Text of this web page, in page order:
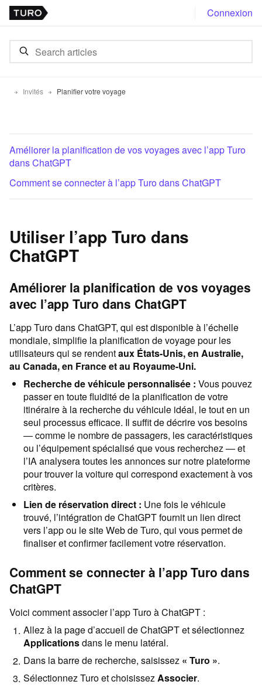
Connexion
Invités Planifier votre voyage
Utiliser l’app Turo dans
ChatGPT
Améliorer la planification de vos voyages
avec l’app Turo dans ChatGPT
L’app Turo dans ChatGPT, qui est disponible à l’échelle
mondiale, simplifie la planification de voyage pour les
utilisateurs qui se rendentaux États-Unis, en Australie,
au Canada, en France et au Royaume-Uni.
Recherche de véhicule personnalisée : Vous pouvez
passer en toute fluidité de la planification de votre
itinéraire à la recherche du véhicule idéal, le tout en un
seul processus efficace. Il suffit de décrire vos besoins
— comme le nombre de passagers, les caractéristiques
ou l’équipement spécialisé que vous recherchez — et
l’IA analysera toutes les annonces sur notre plateforme
pour trouver la voiture qui correspond exactement à vos
critères.
Lien de réservation direct : Une fois le véhicule
trouvé, l’intégration de ChatGPT fournit un lien direct
vers l’app ou le site Web de Turo, qui vous permet de
finaliser et confirmer facilement votre réservation.
Comment se connecter à l’app Turo dans
ChatGPT
Voici comment associer l’app Turo à ChatGPT :
Allez à la page d’accueil de ChatGPT et sélectionnez
Applicationsdans le menu latéral.
Dans la barre de recherche, saisissez « Turo ».
Sélectionnez Turo et choisissezAssocier.
Améliorer la planification de vos voyages avec l’app Turo
dans ChatGPT
Comment se connecter à l’app Turo dans ChatGPT